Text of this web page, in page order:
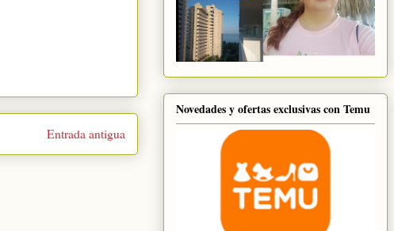
Entrada antigua
Novedades y ofertas exclusivas con Temu